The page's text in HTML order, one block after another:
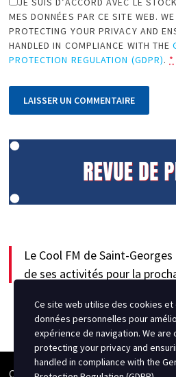
MES DONNÉES PAR CE SITE WEB.
PROTECTING YOUR PRIVACY AND
HANDLED IN COMPLIANCE WITH THE
PROTECTION REGULATION (GDPR). *
Le Cool FM de Saint-
de ses activités pour la
Copyright © 2026Semipro Magazine
Ce site web utilise des cookies et
données personnelles pour
expérience de navigation. We
protecting your privacy and
handled in compliance with the